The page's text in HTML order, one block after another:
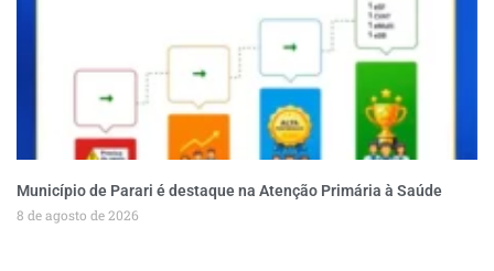
Município de Parari é destaque na Atenção Primária à Saúde
8 de agosto de 2026